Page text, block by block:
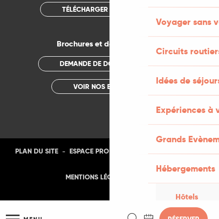
Voyager sans
Circuits
Idées de
Expériences à
Grands
Hébergements
Hôtels
Recherche
TÉLÉCHARGER L'APPLICATION
Brochures et documentations
DEMANDE DE DOCUMENTATION
VOIR NOS BROCHURES
PLAN DU SITE - ESPACE PRO
MENTIONS LÉGALES